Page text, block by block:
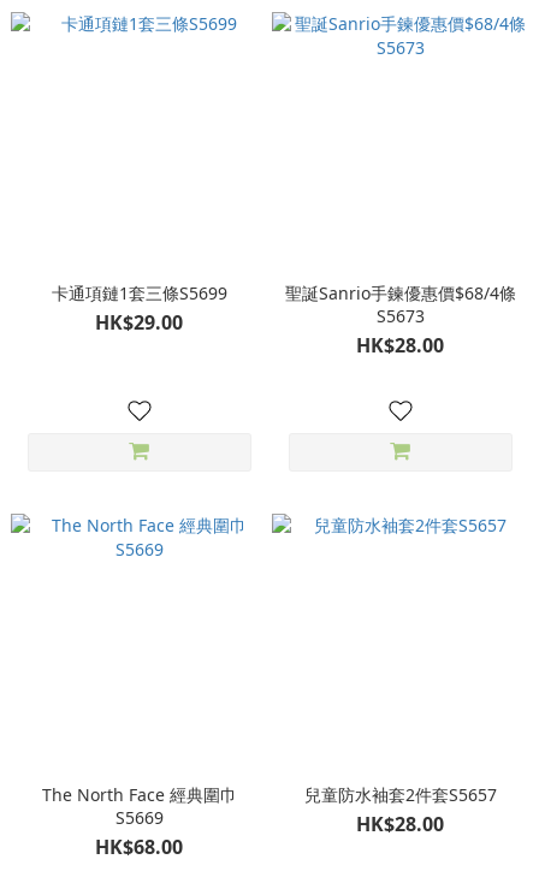
卡通項鏈1套三條S5699
HK$29.00
聖誕Sanrio手鍊優惠價$68/4條
S5673
HK$28.00
The North Face 經典圍巾
S5669
HK$68.00
兒童防水袖套2件套S5657
HK$28.00